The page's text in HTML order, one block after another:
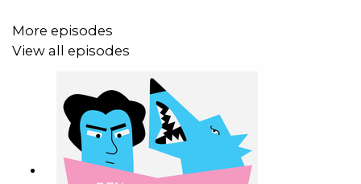
accent? Så glæd dig til et indslag om hotte australske
diller – saltvandskrokodillerne er hot stuff.
De hurtige nyheder spørger; hvad en omelet har med
More episodes
View all episodes